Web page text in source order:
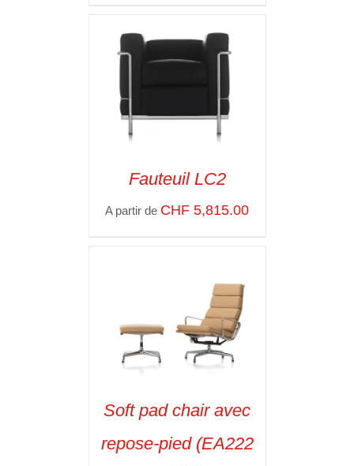
VOIR LES
Fauteuil LC2
A partir de CHF 5,815.00
VOIR LES
Soft pad chair avec
repose-pied (EA222